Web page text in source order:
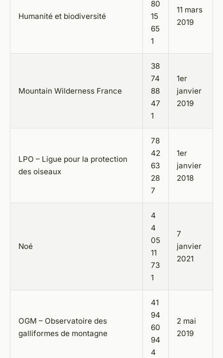
Humanité et biodiversité
80
15
65
1
11 mars
2019
Mountain Wilderness France
38
74
88
47
1
1er
janvier
2019
LPO – Ligue pour la protection
des oiseaux
78
42
63
28
7
1er
janvier
2018
Noé
4
4
05
11
73
1
7
janvier
2021
OGM – Observatoire des
galliformes de montagne
41
94
60
94
4
2 mai
2019